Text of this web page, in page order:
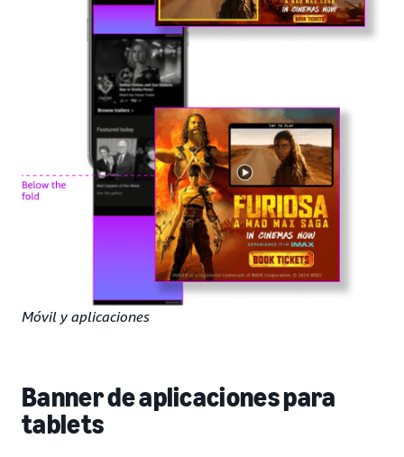
Móvil y aplicaciones
Banner de aplicaciones para
tablets